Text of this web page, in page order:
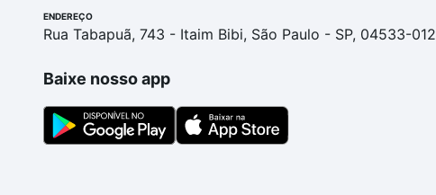
ENDEREÇO
Rua Tabapuã, 743 - Itaim Bibi, São Paulo - SP, 04533-012
Baixe nosso app